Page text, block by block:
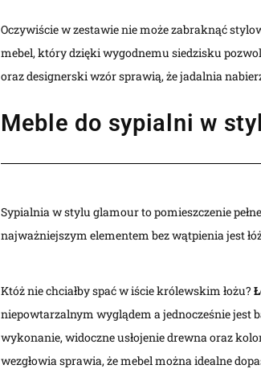
Oczywiście w zestawie nie może zabraknąć
mebel, który dzięki wygodnemu siedzisku
oraz designerski wzór sprawią, że jadalnia
Meble do sypialni w
Sypialnia w stylu glamour to pomieszczenie
najważniejszym elementem bez wątpienia jest
Któż nie chciałby spać w iście królewskim łożu?
niepowtarzalnym wyglądem a jednocześnie jest
wykonanie, widoczne usłojenie drewna oraz
wezgłowia sprawia, że mebel można idealne